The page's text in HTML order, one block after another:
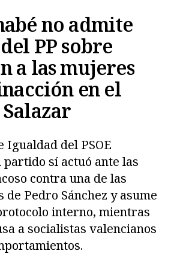
no admite
PP sobre
a las mujeres
en el
Salazar
Igualdad del PSOE
partido sí actuó ante las
contra una de las
de Pedro Sánchez y asume
interno, mientras
a socialistas valencianos